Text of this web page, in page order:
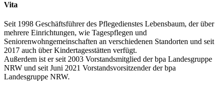
Vita
Seit 1998 Geschäftsführer des Pflegedienstes Lebensbaum, der über
mehrere Einrichtungen, wie Tagespflegen und
Seniorenwohngemeinschaften an verschiedenen Standorten und seit
2017 auch über Kindertagesstätten verfügt.
Außerdem ist er seit 2003 Vorstandsmitglied der bpa Landesgruppe
NRW und seit Juni 2021 Vorstandsvorsitzender der bpa
Landesgruppe NRW.